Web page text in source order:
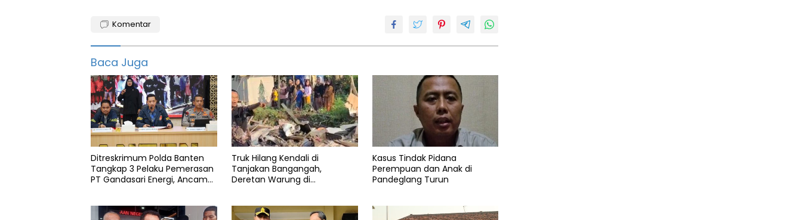
dua
lembaga
pemasyarakatan
serang
Komentar
Baca Juga
Ditreskrimum Polda Banten
Tangkap 3 Pelaku Pemerasan
PT Gandasari Energi, Ancam
Truk Hilang Kendali di
Tanjakan Bangangah,
Deretan Warung di
Kasus Tindak Pidana
Perempuan dan Anak di
Pandeglang Turun